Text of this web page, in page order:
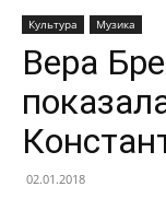
Культура Музика
Вера
02.01.2018